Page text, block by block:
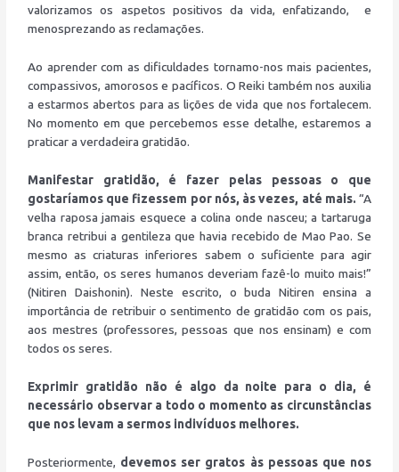
valorizamos os aspetos positivos da vida, enfatizando, e
menosprezando as reclamações.
Ao aprender com as dificuldades tornamo-nos mais pacientes,
compassivos, amorosos e pacíficos. O Reiki também nos auxilia
a estarmos abertos para as lições de vida que nos fortalecem.
No momento em que percebemos esse detalhe, estaremos a
praticar a verdadeira gratidão.
Manifestar gratidão, é fazer pelas pessoas o que
gostaríamos que fizessem por nós, às vezes, até mais. “A
velha raposa jamais esquece a colina onde nasceu; a tartaruga
branca retribui a gentileza que havia recebido de Mao Pao. Se
mesmo as criaturas inferiores sabem o suficiente para agir
assim, então, os seres humanos deveriam fazê-lo muito mais!”
(Nitiren Daishonin). Neste escrito, o buda Nitiren ensina a
importância de retribuir o sentimento de gratidão com os pais,
aos mestres (professores, pessoas que nos ensinam) e com
todos os seres.
Exprimir gratidão não é algo da noite para o dia, é
necessário observar a todo o momento as circunstâncias
que nos levam a sermos indivíduos melhores.
Posteriormente, devemos ser gratos às pessoas que nos